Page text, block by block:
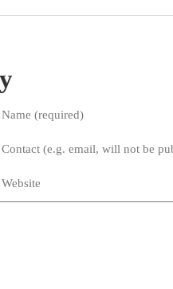
Name (required)
Contact (e.g. email, will not be
Website